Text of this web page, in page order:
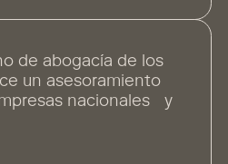
de abogacía de los
un asesoramiento
nacionales y